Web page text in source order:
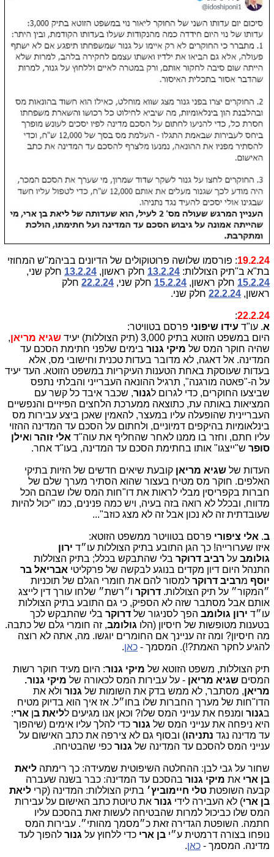
19.2.24: פורסמו שלושה פרוטוקולים של הדיונים בביהמ"ש המחוזי
בת"א ב"תיק הצוללות: 13.2.24 חלק ראשון, 13.2.24 חלק שני,
15.2.24 חלק ראשון, 15.2.24 חלק שני, 22.2.24 חלק
ראשון, 22.2.24 חלק שני.
22.2.24
:
א. עו"ד עידו שיפוני פרסם בטוויטר:
היום במשפט הזוטא בתיק 3,000 (תיק הצוללות) יעיד
שגיא מריאן,
שהיה חוקר המס של מיקי גנור בימים שלפני חתימת הסכם עד
המדינה. אל דאגה, לא מדובר בעדות טכנית וחישובי מס, אלא
בעדות שעוסקת באחת הטענות העיקריות במשפט הזוטא. העד יעיד
על ה-"פאטה מורגנה", תרגיל ההונאה העברייני והבלתי נתפס
שביצעו החוקרים, כדי לגרום לגנור, שכבר איבד כל קשר עם
המציאות באותה עת, כתוצאה ממערכת הלחצים הפיזיים והנפשיים
העבריינית שהופעלה עליו במעצר, להאמין שאכן ביצע עבירות מס
בינלאומיות בהיקפים דמיוניים, ולחתום על הסכם עד המדינה ההזוי
עליו חתם, וחזר בו ממנו לאחר שהחליף את עוה"ד אלי זוהר ואילן
סופר ש"ייצגו" אותו בחתימת הסכם עד המדינה, בעו"ד אחר.
העדות של שגיא מריאן קובעת שיאים חדשים של הזיות בתיקי
האלפים. חוקר מס מטיח בעצור שהוא הסתיר מערך שלם של
חברות בקפריסין מבלי לראות את דו"חות המס שלו שבהם הכל
מדווח, ובכלל לא רואה בזה בעיה, ויש כמה פנינים, כמו "יכול להיות
שעובדתית זה לא נכון אבל זה לא מצג כוזב"...
ב. אלי ציפורי פרסם בטוויטר ממשפט הזוטא:
איזו שערורייה! כך הגן התובע בתיק הצוללות עו״ד ירון
גולומב על רביב דרוקר בלי שהתבקש בכלל; בתיק הצוללות
התנהל היום דיון מקדים בנוגע לבקשה של פרקליטי אבריאל בר
יוסף מרביב דרוקר למסור להם את חומרי הגלם של תוכניות
״המקור״ על תיק הצוללות. דרוקר ו״רשת״ שלחו עורך דין לייצג
אותם אבל מסתבר שזה לא הספיק, כי גם התובע בתיק הצוללות
עו״ד ירון גולומב הפך לסניגור של דרוקר בלי שהתבקש לכך
בטענות מטופשות של חיסיון (הלו גולומב, זה חומרי גלם של כתבה.
מה חיסיון? ומה זה עניינך אם החומרים יוגשו. מה, אתה לא רוצה
להגיע לחקר האמת?!). המסמך - כאן.
תיק הצוללות, משפט הזוטא של מיקי גנור: היום מעיד חוקר רשות
המסים שגיא מריאן - על עבירות המס לכאורה של מיקי גנור.
מריאן, מסתבר, לא ממש בדק את השומות של גנור ולא את
הדו"חות של מערך החברות שלו בחו״ל. אז איך הוא בדיוק מטיח
בגנור ומנפח את ענייני המס שלו? וכאן אנו מגיעים לליאת בן ארי:
היא ניפחה את ענייני המס של גנור כדי להלך עליו אימים (שיהפוך
עד מדינה נגד נתניהו) ובסוף גם לא צירפה את כתב האישום על
ענייני המס להסכם עד המדינה של גנור כפי שהבטיחה.
שחור על גבי לבן: ההחלטה השיפוטית שמעידה: כך רימתה ליאת
בן ארי את מיקי גנור בהסכם עד המדינה: כבר בשנה שעברה
קבעה השופטת טלי חיימוביץ׳ בתיק הצוללות: המדינה (קרי ליאת
בן ארי) לא העבירה לידי גנור את טיוטת כתב האישום על עבירות
המס שלו כביכול למרות שהבטיחה לעשות זאת בהסכם עליו
חתמה. השופטת הגדירה זאת כ״מסמך מהותי״. עבירות המס
נופחו בצורה דרמטית ע״י בן ארי כדי ללחוץ על גנור להפוך לעד
מדינה. המסמך - כאן.